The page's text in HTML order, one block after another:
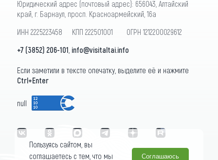
Юридический адрес (почтовый адрес): 656043, Алтайский
край, г. Барнаул, просп. Красноармейский, 16а
ИНН 2225223458 КПП 222501001 ОГРН 1212200029612
+7 (3852) 206-101 info@visitaltai.info
Если заметили в тексте опечатку, выделите её и нажмите
Ctrl+Enter
null
Пользуясь сайтом, вы
соглашаетесь с тем, что мы
Соглашаюсь